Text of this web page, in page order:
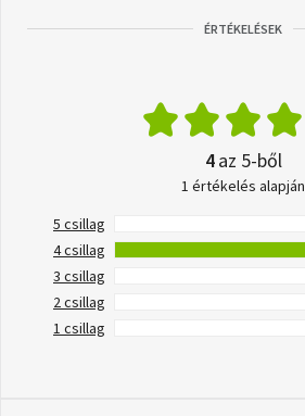
ÉRTÉKELÉSEK
4az 5-ből
1 értékelés alapján
5 csillag
4 csillag
3 csillag
2 csillag
1 csillag